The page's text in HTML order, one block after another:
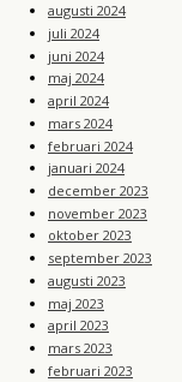
augusti 2024
juli 2024
juni 2024
maj 2024
april 2024
mars 2024
februari 2024
januari 2024
december 2023
november 2023
oktober 2023
september 2023
augusti 2023
maj 2023
april 2023
mars 2023
februari 2023